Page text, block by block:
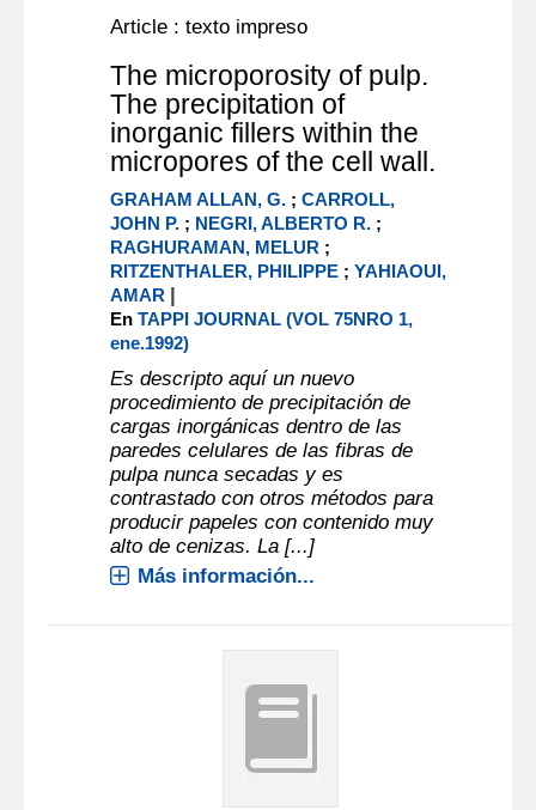
Article : texto impreso
The microporosity of pulp.
The precipitation of
inorganic fillers within the
micropores of the cell wall.
GRAHAM ALLAN, G. ;CARROLL,
JOHN P. ; NEGRI, ALBERTO R. ;
RAGHURAMAN, MELUR ;
RITZENTHALER, PHILIPPE ;YAHIAOUI,
AMAR |
EnTAPPI JOURNAL (VOL 75NRO 1,
ene.1992)
Es descripto aquí un nuevo
procedimiento de precipitación de
cargas inorgánicas dentro de las
paredes celulares de las fibras de
pulpa nunca secadas y es
contrastado con otros métodos para
producir papeles con contenido muy
alto de cenizas. La [...]
Más información...